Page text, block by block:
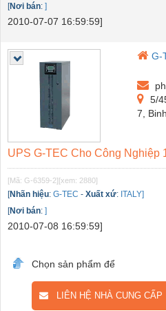
[Nơi bán: ]
2010-07-07 16:59:59]
G-
5/
7,
UPS G-TEC Cho Công Nghiệp
[Mã: G-6359-2][xem: 2880]
[Nhãn hiệu: G-TEC - Xuất xứ: ITALY]
[Nơi bán: ]
2010-07-08 16:59:59]
Chọn sản phẩm để
LIÊN HỆ NHÀ CUNG CẤP